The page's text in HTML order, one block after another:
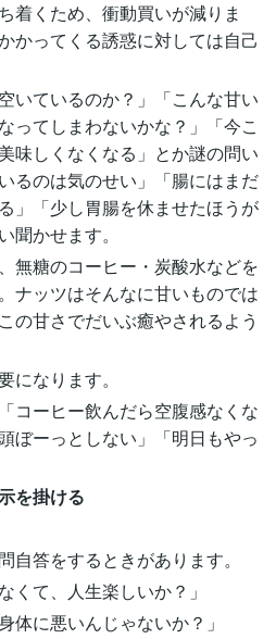
着くため、衝動買いが減りま
かってくる誘惑に対しては自己
いているのか？」「こんな甘い
ってしまわないかな？」「今こ
味しくなくなる」とか謎の問い
るのは気のせい」「腸にはまだ
」「少し胃腸を休ませたほうが
聞かせます。
無糖のコーヒー・炭酸水などを
ナッツはそんなに甘いものでは
の甘さでだいぶ癒やされるよう
になります。
コーヒー飲んだら空腹感なくな
ぼーっとしない」「明日もやっ
掛ける
自答をするときがあります。
くて、人生楽しいか？」
体に悪いんじゃないか？」